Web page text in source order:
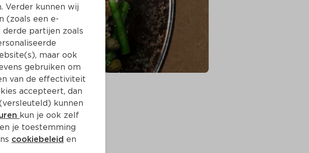
Verder kunnen wij
(zoals een e-
partijen zoals
maar ook
gebruiken om
van de effectiviteit
accepteert, dan
kunnen
kun je ook zelf
je toestemming
cookiebeleid en